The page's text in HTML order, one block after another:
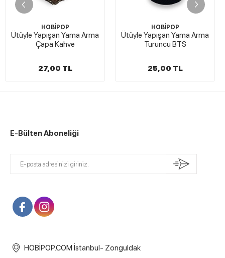
Arma
Ütüyle Yapışan Yama Arma
Deri Etiket
E-Bülten Aboneliği
HOBİPOP.COM İstanbul- Zonguldak